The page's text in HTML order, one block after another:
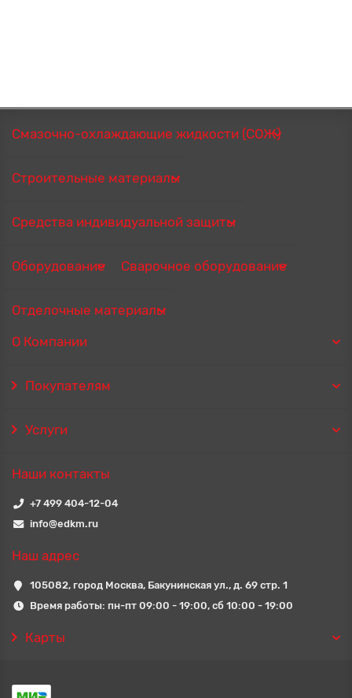
Смазочно-охлаждающие жидкости (СОЖ)
Строительные материалы
Средства индивидуальной защиты
Оборудование Сварочное оборудование
Отделочные материалы
О Компании
Покупателям
Услуги
Наши контакты
+7 499 404-12-04
info@edkm.ru
Наш адрес
105082, город Москва, Бакунинская ул., д. 69 стр. 1
Время работы: пн-пт 09:00 - 19:00, сб 10:00 - 19:00
Карты